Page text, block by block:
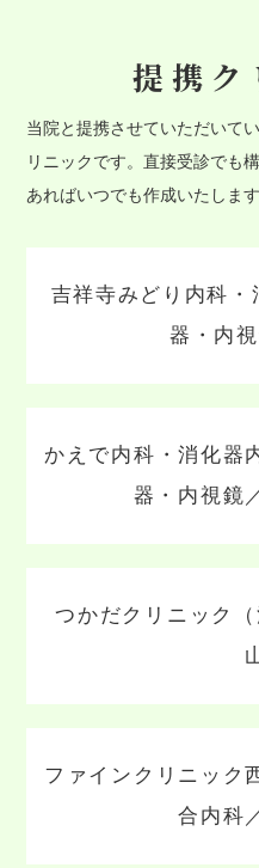
提携ク
当院と提携させていただいて
リニックです。直接受診でも
あればいつでも作成いたします
吉祥寺みどり内科
器・内
かえで内科・消化器
器・内視鏡
つかだクリニック
ファインクリニック
合内科